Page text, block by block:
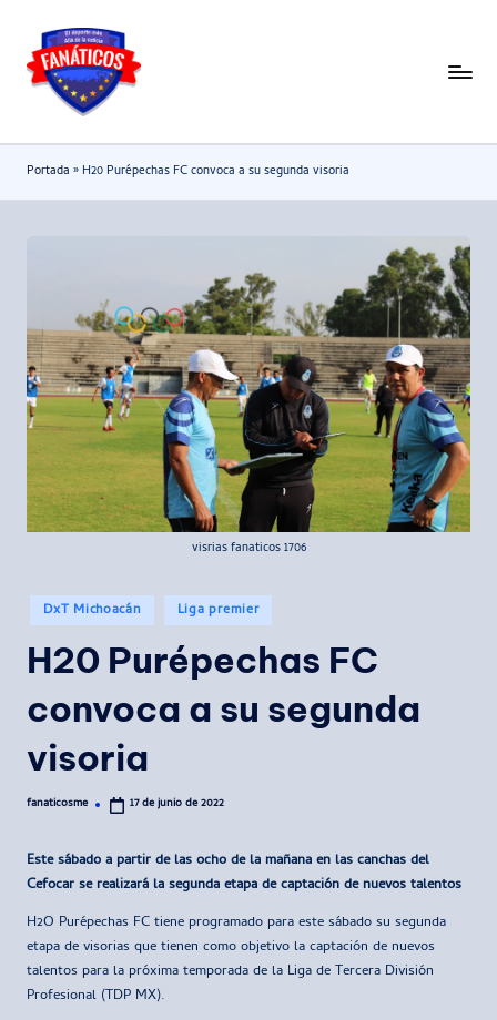
Saltar
contenido
F
n
a
o
s
Noticias
deportivas
-
Mundial
2026
Portada » H20 Purépechas FC convoca a su segunda visoria
visrias fanaticos 1706
Publicado
en
DxT Michoacán Liga premier
H20 Purépechas FC
convoca a su segunda
visoria
Publicado
fanaticosme 17 de junio de 2022
Este sábado a partir de las ocho de la mañana en las canchas del
Cefocar se realizará la segunda etapa de captación de nuevos talentos
H2O Purépechas FC tiene programado para este sábado su segunda
etapa de visorias que tienen como objetivo la captación de nuevos
talentos para la próxima temporada de la Liga de Tercera División
Profesional (TDP MX).